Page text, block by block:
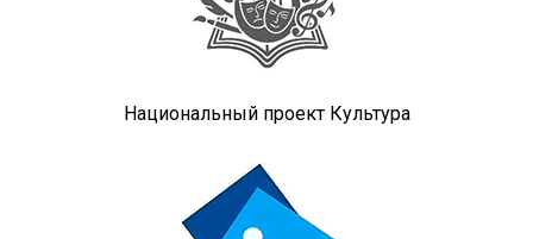
Национальный проект Культура